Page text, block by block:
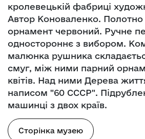
кролевецькій фабриці
Автор Коноваленко. Полотно
орнамент червоний. Ручне
одностороннє з вибором.
малюнка рушника
смуг, між ними парний
квітів. Над ними Дерева
написом "60 СССР".
машинці з двох країв.
Сторінка музею